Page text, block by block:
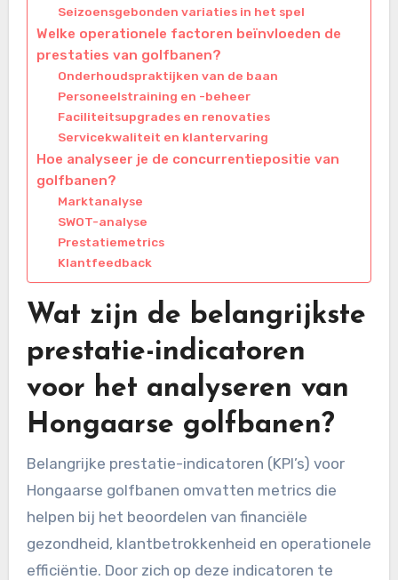
Seizoensgebonden variaties in het spel
Welke operationele factoren beïnvloeden de
prestaties van golfbanen?
Onderhoudspraktijken van de baan
Personeelstraining en -beheer
Faciliteitsupgrades en renovaties
Servicekwaliteit en klantervaring
Hoe analyseer je de concurrentiepositie van
golfbanen?
Marktanalyse
SWOT-analyse
Prestatiemetrics
Klantfeedback
Wat zijn de belangrijkste
prestatie-indicatoren
voor het analyseren van
Hongaarse golfbanen?
Belangrijke prestatie-indicatoren (KPI’s) voor
Hongaarse golfbanen omvatten metrics die
helpen bij het beoordelen van financiële
gezondheid, klantbetrokkenheid en operationele
efficiëntie. Door zich op deze indicatoren te